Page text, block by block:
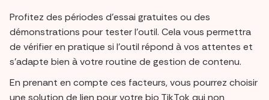
Profitez des périodes d'essai gratuites ou des
démonstrations pour tester l'outil. Cela vous permettra
de vérifier en pratique si l'outil répond à vos attentes et
s'adapte bien à votre routine de gestion de contenu.
En prenant en compte ces facteurs, vous pourrez choisir
une solution de lien pour votre bio TikTok qui non